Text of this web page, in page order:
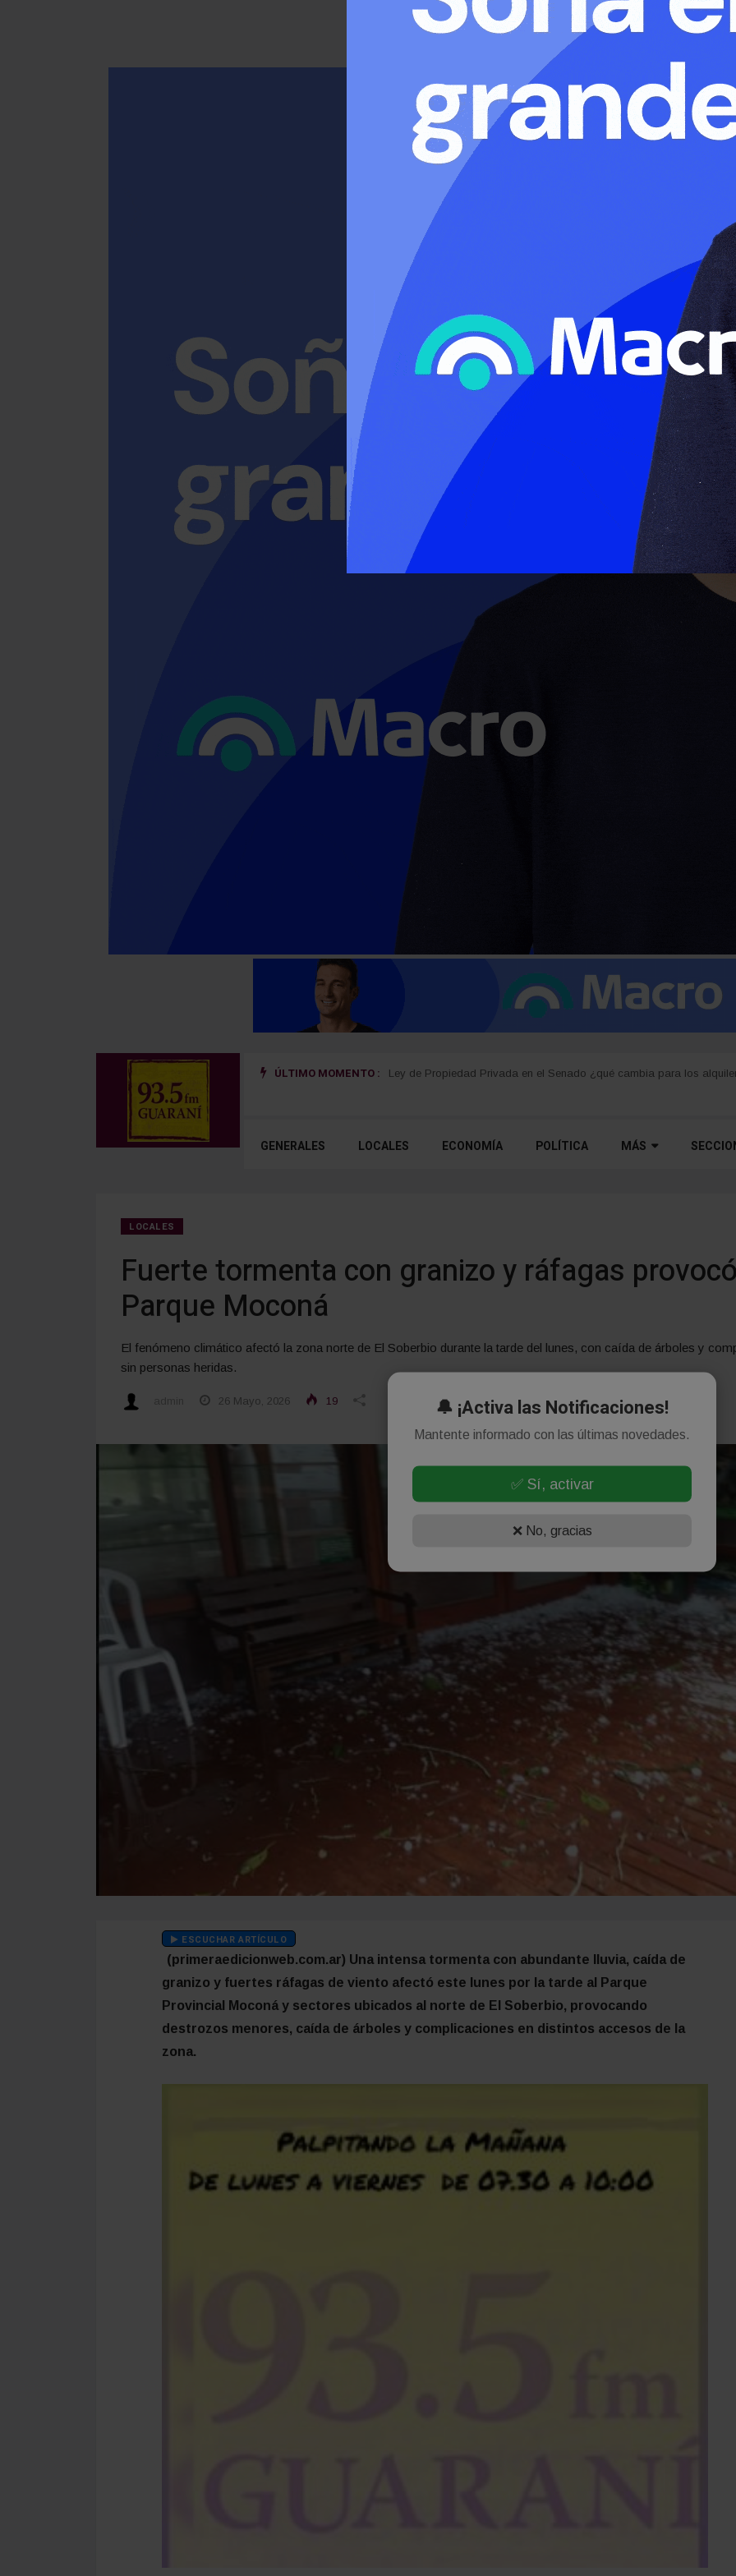
ÚLTIMO MOMENTO :
en la historia de River Ley de Propiedad Privada en el Senado ¿qué cambia para los
GENERALES LOCALES ECONOMÍA POLÍTICA MÁS
LOCALES
Fuerte tormenta con granizo y ráfagas
Parque Moconá
El fenómeno climático afectó la zona norte de El Soberbio durante la tarde del lunes, con caída de árboles y
sin personas heridas.
26 Mayo, 2026 19
ESCUCHAR ARTÍCULO
(primeraedicionweb.com.ar) Una intensa tormenta con abundante lluvia, caída de
granizo y fuertes ráfagas de viento afectó este lunes por la tarde al Parque
Provincial Moconá y sectores ubicados al norte de El Soberbio, provocando
destrozos menores, caída de árboles y complicaciones en distintos accesos de la
zona.
🔔 ¡Activa las Notificaciones!
Mantente informado con las últimas novedades.
✅ Sí, activar
❌ No, gracias